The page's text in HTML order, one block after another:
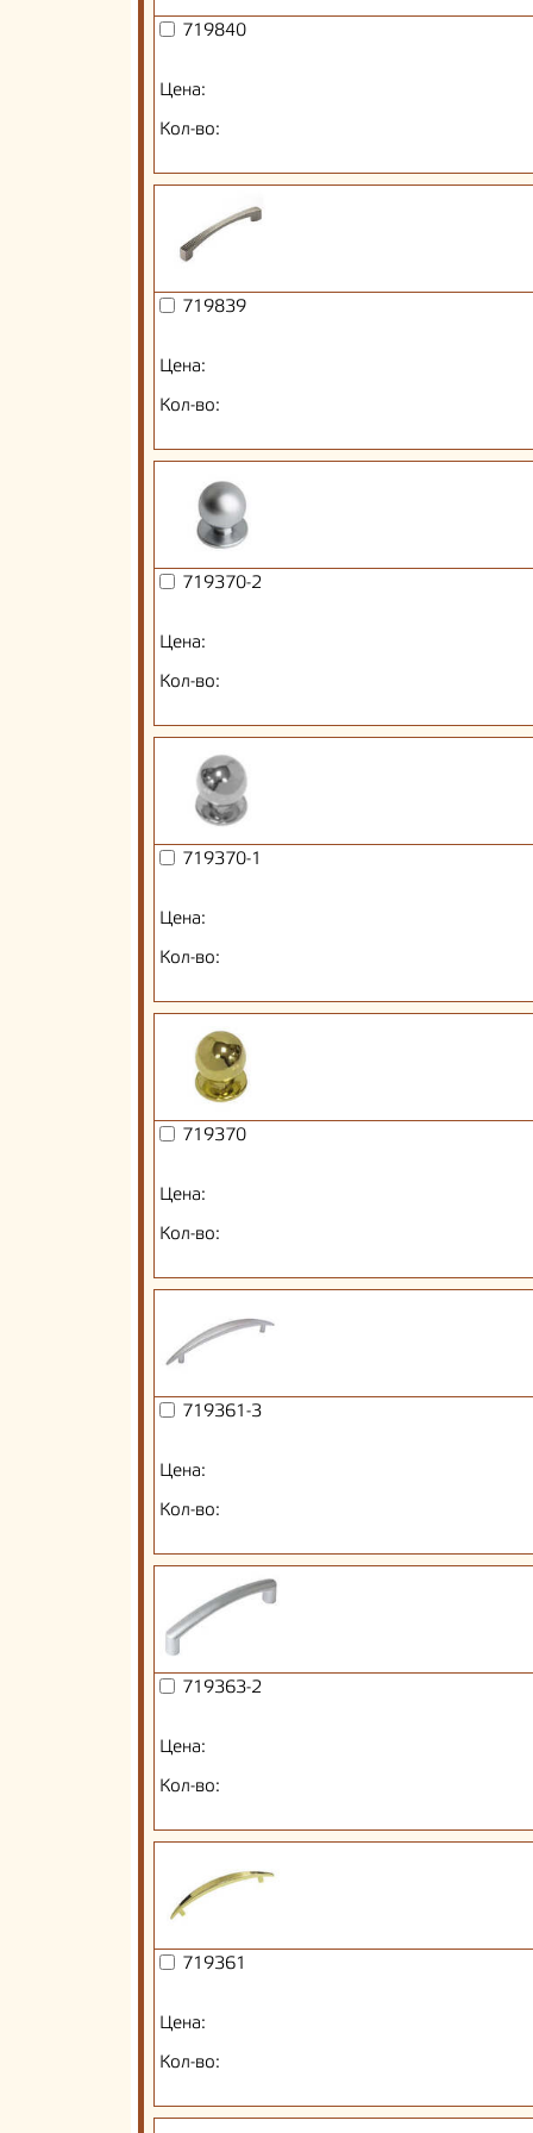
719840
Цена:
Кол-во:
719839
Цена:
Кол-во:
719370-2
Цена:
Кол-во:
719370-1
Цена:
Кол-во:
719370
Цена:
Кол-во:
719361-3
Цена:
Кол-во:
719363-2
Цена:
Кол-во:
719361
Цена:
Кол-во: